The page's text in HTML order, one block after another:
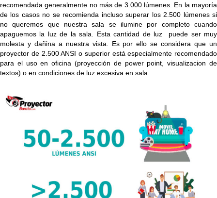
recomendada generalmente no más de 3.000 lúmenes. En la mayoría
de los casos no se recomienda incluso superar los 2.500 lúmenes si
no queremos que nuestra sala se ilumine por completo cuando
apaguemos la luz de la sala. Esta cantidad de luz puede ser muy
molesta y dañina a nuestra vista. Es por ello se considera que un
proyector de 2.500 ANSI o superior está especialmente recomendado
para el uso en oficina (proyección de power point, visualizacion de
textos) o en condiciones de luz excesiva en sala.